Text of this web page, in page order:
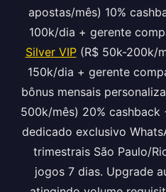
apostas/mês) 10%
100k/dia + gerente
Silver VIP(R$ 50k-200k/
150k/dia + gerente
bônus mensais
500k/mês) 20%
dedicado exclusivo
trimestrais São Paulo/
jogos 7 dias. Upgrade